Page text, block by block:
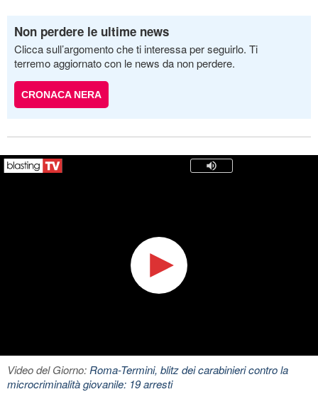
Non perdere le ultime news
Clicca sull’argomento che ti interessa per seguirlo. Ti
terremo aggiornato con le news da non perdere.
CRONACA NERA
Video del Giorno:Roma-Termini, blitz dei carabinieri contro la
microcriminalità giovanile: 19 arresti